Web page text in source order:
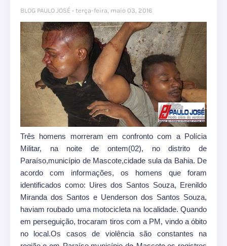
BLOG PAULO JOSÉ terça-feira, maio 03, 2016
Três homens morreram em confronto com a Polícia
Militar, na noite de ontem(02), no distrito de
Paraíso,município de Mascote,cidade sula da Bahia. De
acordo com informações, os homens que foram
identificados como: Uires dos Santos Souza, Erenildo
Miranda dos Santos e Uenderson dos Santos Souza,
haviam roubado uma motocicleta na localidade. Quando
em perseguição, trocaram tiros com a PM, vindo a óbito
no local.Os casos de violência são constantes na